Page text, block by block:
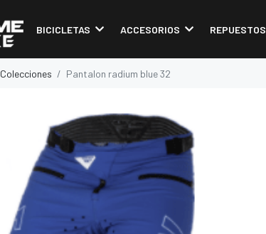
BICICLETAS ACCESORIOS REPUESTOS
Colecciones Pantalon radium blue 32